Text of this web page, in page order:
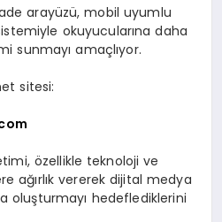
arayüzü, mobil uyumlu
okuyucularına daha
sunmayı amaçlıyor.
sitesi:
özellikle teknoloji ve
ağırlık vererek dijital medya
oluşturmayı hedeflediklerini